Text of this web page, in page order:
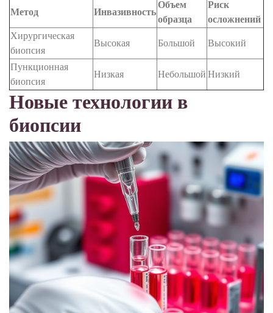
Метод Инвазивность
Объем
образца
Риск
осложнений
Хирургическая
биопсия
Высокая Большой
Высокий
Пункционная
биопсия
Низкая НебольшойНизкий
Новые технологии в
биопсии